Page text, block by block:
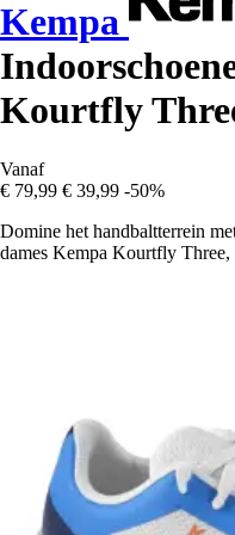
Kempa
Kourtfly
Vanaf
€ 79,99 € 39,99 -50%
Domine het handbaltterrein
dames Kempa Kourtfly